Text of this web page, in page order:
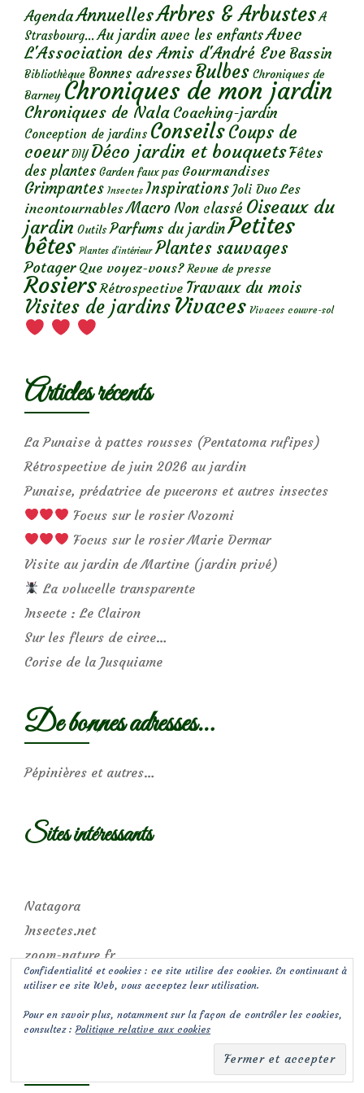
AgendaAnnuellesArbres & Arbustes A
Strasbourg... Au jardin avec les enfantsAvec
L'Association des Amis d'André Eve Bassin
Bibliothèque Bonnes adresses Bulbes Chroniques de
Barney Chroniques de mon jardin
Chroniques de Nala Coaching-jardin
Conception de jardins ConseilsCoups de
coeur DIY Déco jardin et bouquetsFêtes
des plantes Garden faux pas Gourmandises
Grimpantes Insectes Inspirations Joli Duo Les
incontournables Macro Non classé Oiseaux du
jardin Outils Parfums du jardinPetites
bêtes Plantes d’intérieur Plantes sauvages
Potager Que voyez-vous? Revue de presse
Rosiers Rétrospective Travaux du mois
Visites de jardins Vivaces Vivaces couvre-sol
Articles récents
La Punaise à pattes rousses (Pentatoma rufipes)
Rétrospective de juin 2026 au jardin
Punaise, prédatrice de pucerons et autres insectes
Focus sur le rosier Nozomi
Focus sur le rosier Marie Dermar
Visite au jardin de Martine (jardin privé)
La volucelle transparente
Insecte : Le Clairon
Sur les fleurs de circe…
Corise de la Jusquiame
De bonnes adresses…
Pépinières et autres…
Sites intéressants
Natagora
Insectes.net
zoom-nature.fr
florealpes.com
Confidentialité et cookies : ce site utilise des cookies. En continuant à
utiliser ce site Web, vous acceptez leur utilisation.
Pour en savoir plus, notamment sur la façon de contrôler les cookies,
consultez :Politique relative aux cookies